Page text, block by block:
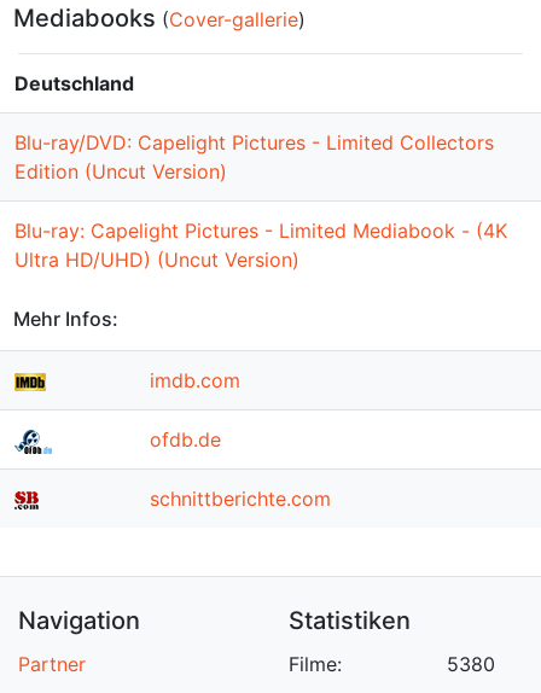
Mediabooks (Cover-gallerie)
Deutschland
Blu-ray/DVD: Capelight Pictures - Limited Collectors
Edition (Uncut Version)
Blu-ray: Capelight Pictures - Limited Mediabook - (4K
Ultra HD/UHD) (Uncut Version)
Mehr Infos:
imdb.com
ofdb.de
schnittberichte.com
Navigation
Partner
Statistiken
Filme:
5380